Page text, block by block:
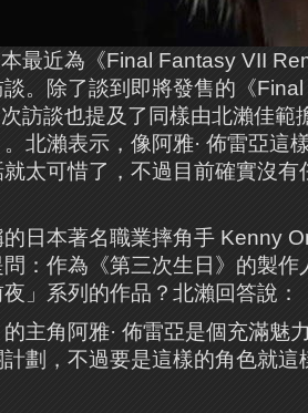
最近為《Final Fantasy VII
。除了談到即將發售的《
訪談也提及了同樣由北瀨佳範
北瀨表示，像阿雅· 佈雷亞這
太可惜了，不過目前確實沒有
的日本著名職業摔角手 Kenny
：作為《第三次生日》的製
」系列的作品？北瀨回答說：
的主角阿雅· 佈雷亞是個充滿魅
劃，不過要是這樣的角色就這